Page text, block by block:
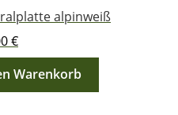
alpinweiß
€
Warenkorb